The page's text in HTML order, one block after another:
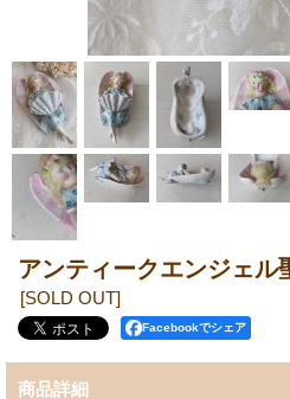
アンティークエンジェル
[SOLD OUT]
Facebookでシェア
商品詳細